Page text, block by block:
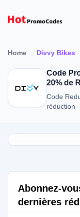
Home Divvy Bikes
Code
20% de
Code
réduction
Abonnez-
dernières